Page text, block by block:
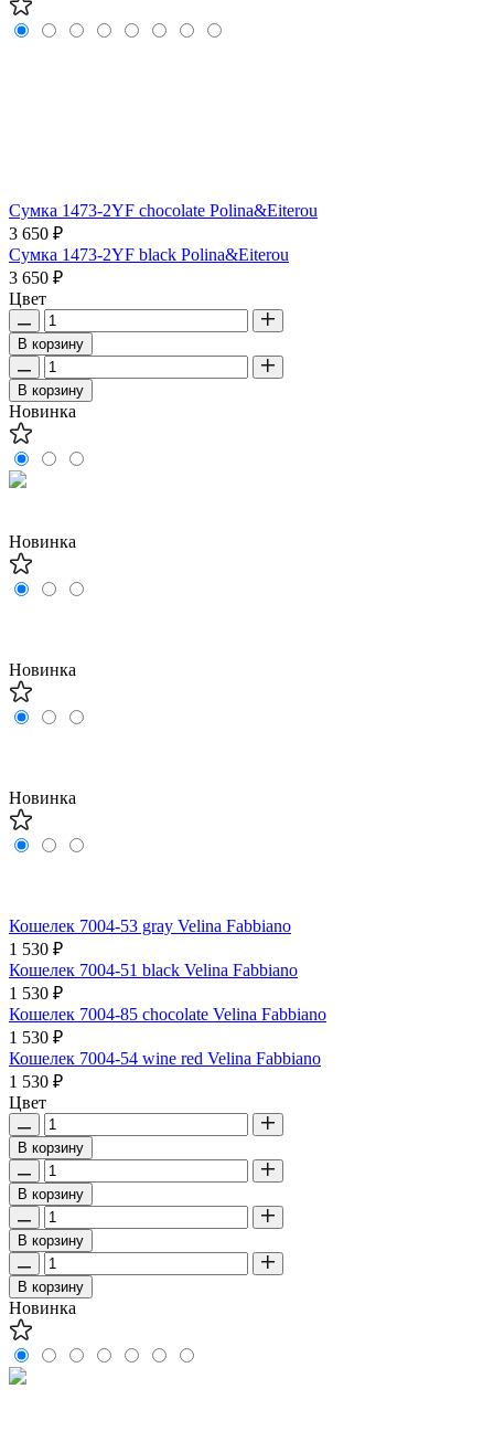
Сумка 1473-2YF chocolate Polina&Eiterou
3 650 ₽
Сумка 1473-2YF black Polina&Eiterou
3 650 ₽
Цвет
В корзину
В корзину
Новинка
Новинка
Новинка
Новинка
Кошелек 7004-53 gray Velina Fabbiano
1 530 ₽
Кошелек 7004-51 black Velina Fabbiano
1 530 ₽
Кошелек 7004-85 chocolate Velina Fabbiano
1 530 ₽
Кошелек 7004-54 wine red Velina Fabbiano
1 530 ₽
Цвет
В корзину
В корзину
В корзину
В корзину
Новинка